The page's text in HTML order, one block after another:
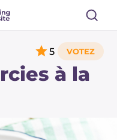
à la
5